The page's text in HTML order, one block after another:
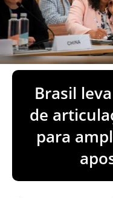
Brasil
de
para